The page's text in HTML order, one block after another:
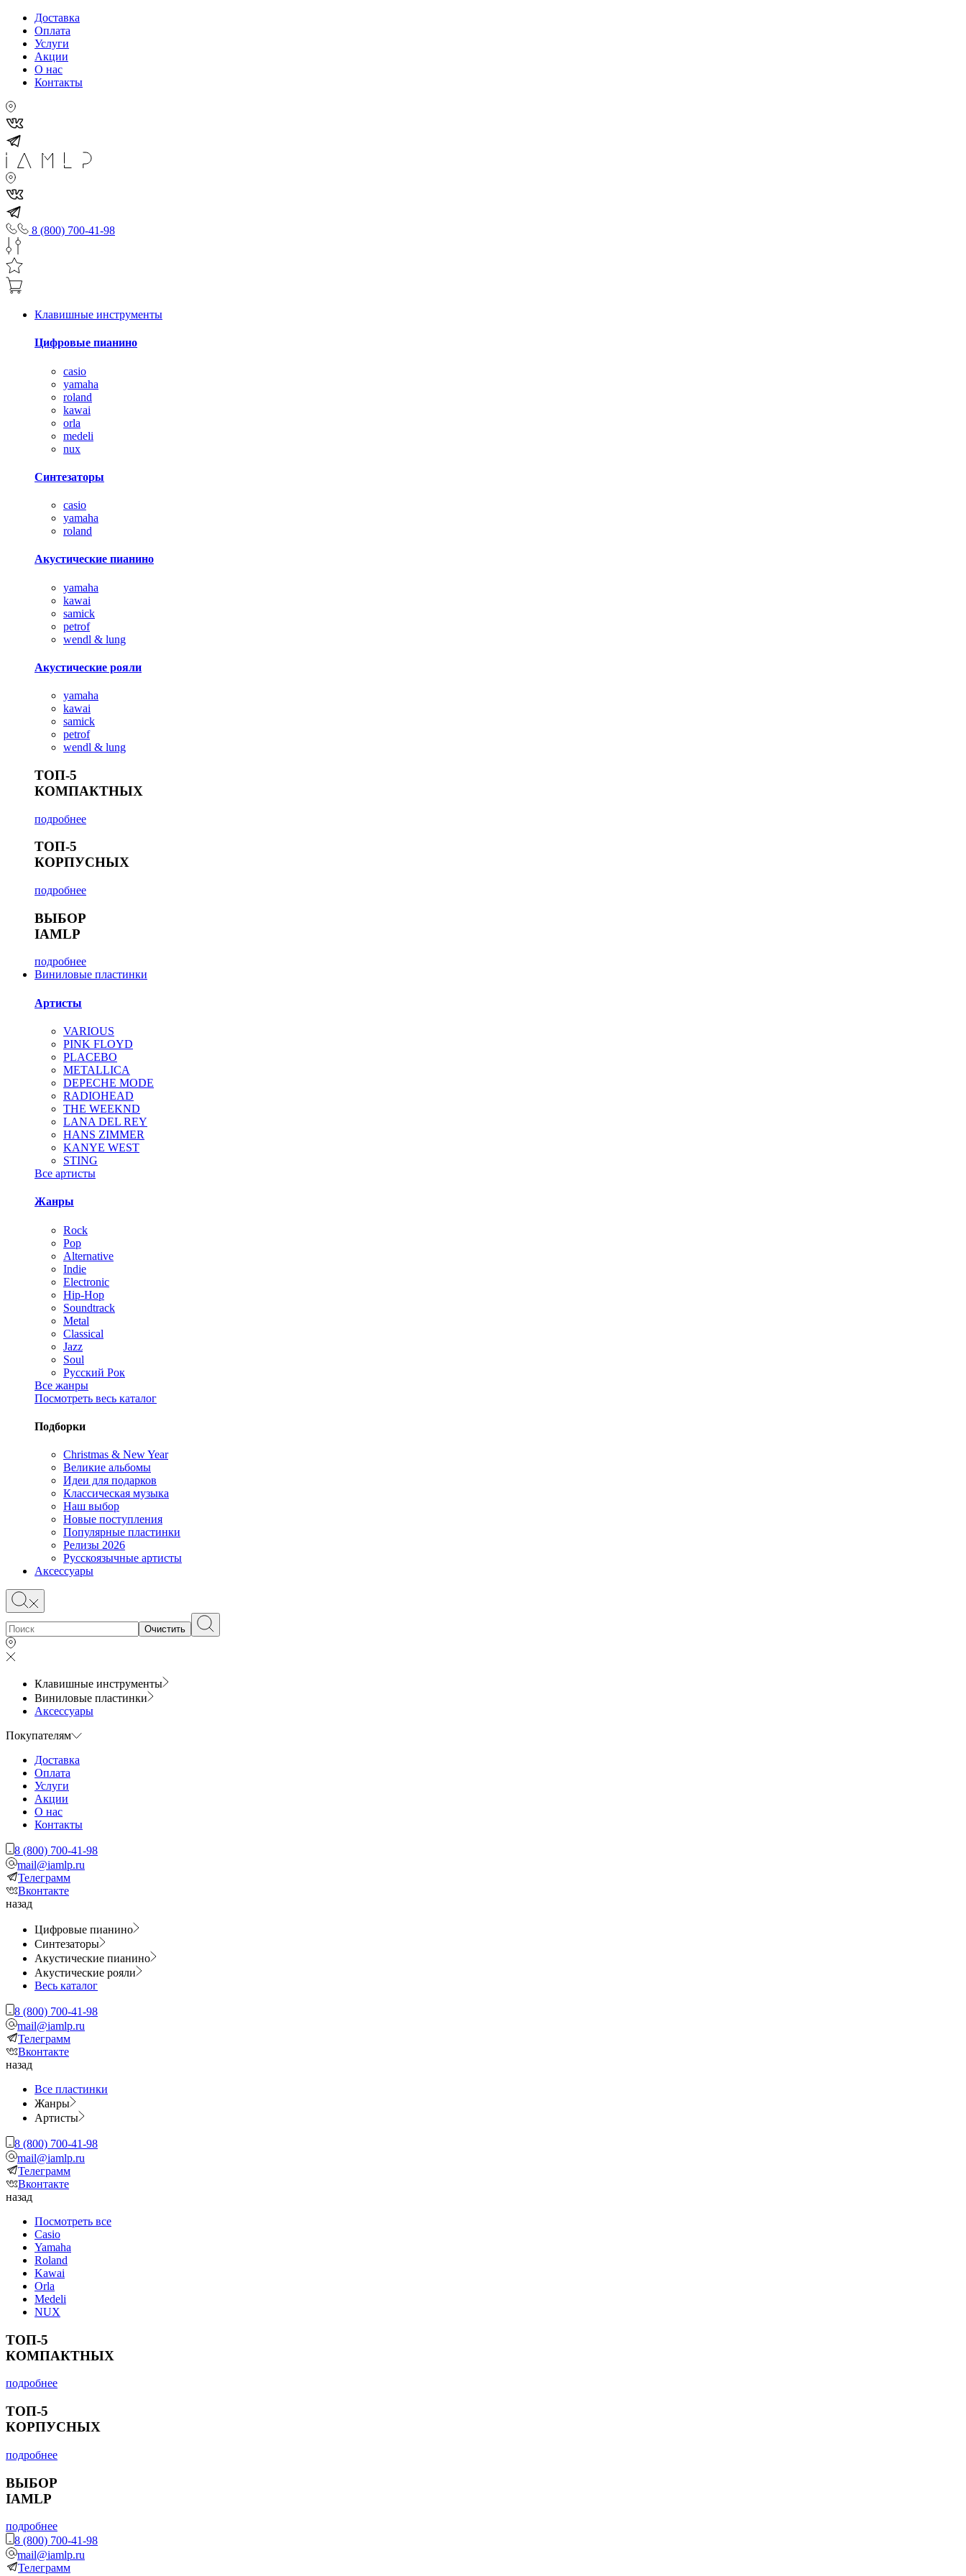
Доставка
Оплата
Услуги
Акции
О нас
Контакты
8 (800) 700-41-98
Клавишные инструменты
Цифровые пианино
casio
yamaha
roland
kawai
orla
medeli
nux
Синтезаторы
casio
yamaha
roland
Акустические пианино
yamaha
kawai
samick
petrof
wendl & lung
Акустические рояли
yamaha
kawai
samick
petrof
wendl & lung
ТОП-5
КОМПАКТНЫХ
подробнее
ТОП-5
КОРПУСНЫХ
подробнее
ВЫБОР
IAMLP
подробнее
Виниловые пластинки
Артисты
VARIOUS
PINK FLOYD
PLACEBO
METALLICA
DEPECHE MODE
RADIOHEAD
THE WEEKND
LANA DEL REY
HANS ZIMMER
KANYE WEST
STING
Все артисты
Жанры
Rock
Pop
Alternative
Indie
Electronic
Hip-Hop
Soundtrack
Metal
Classical
Jazz
Soul
Русский Рок
Все жанры
Посмотреть весь каталог
Подборки
Christmas & New Year
Великие альбомы
Идеи для подарков
Классическая музыка
Наш выбор
Новые поступления
Популярные пластинки
Релизы 2026
Русскоязычные артисты
Аксессуары
Очистить
Клавишные инструменты
Виниловые пластинки
Аксессуары
Покупателям
Доставка
Оплата
Услуги
Акции
О нас
Контакты
8 (800) 700-41-98
mail@iamlp.ru
Телеграмм
Вконтакте
назад
Цифровые пианино
Синтезаторы
Акустические пианино
Акустические рояли
Весь каталог
8 (800) 700-41-98
mail@iamlp.ru
Телеграмм
Вконтакте
назад
Все пластинки
Жанры
Артисты
8 (800) 700-41-98
mail@iamlp.ru
Телеграмм
Вконтакте
назад
Посмотреть все
Casio
Yamaha
Roland
Kawai
Orla
Medeli
NUX
ТОП-5
КОМПАКТНЫХ
подробнее
ТОП-5
КОРПУСНЫХ
подробнее
ВЫБОР
IAMLP
подробнее
8 (800) 700-41-98
mail@iamlp.ru
Телеграмм